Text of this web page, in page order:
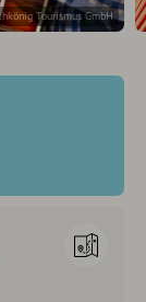
Tourismus GmbH